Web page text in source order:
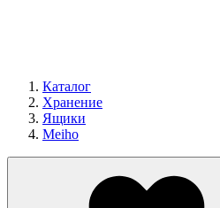
Каталог
Хранение
Ящики
Meiho